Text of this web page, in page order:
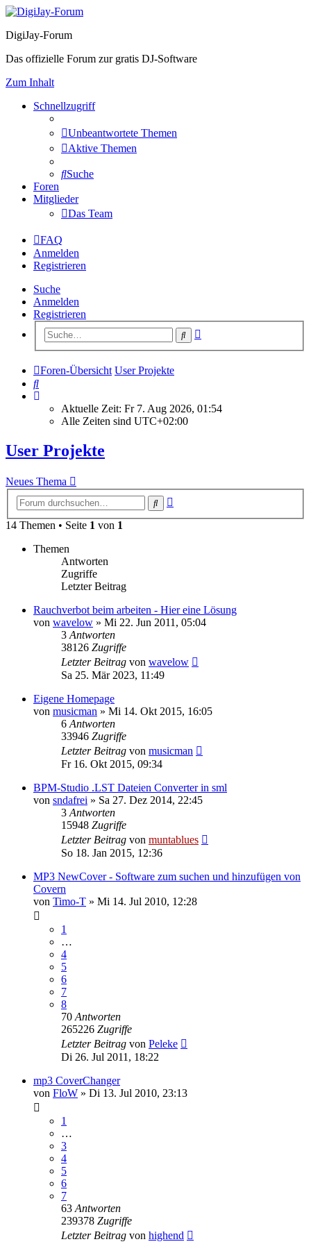
DigiJay-Forum
Das offizielle Forum zur gratis DJ-Software
Zum Inhalt
Schnellzugriff
Unbeantwortete Themen
Aktive Themen
Suche
Foren
Mitglieder
Das Team
FAQ
Anmelden
Registrieren
Suche
Anmelden
Registrieren
Suche
Foren-Übersicht User Projekte
Suche
Aktuelle Zeit: Fr 7. Aug 2026, 01:54
Alle Zeiten sind UTC+02:00
User Projekte
Neues Thema
Suche
14 Themen • Seite 1 von 1
Themen
Antworten
Zugriffe
Letzter Beitrag
Rauchverbot beim arbeiten - Hier eine Lösung
von wavelow » Mi 22. Jun 2011, 05:04
3 Antworten
38126 Zugriffe
Letzter Beitrag von wavelow
Sa 25. Mär 2023, 11:49
Eigene Homepage
von musicman » Mi 14. Okt 2015, 16:05
6 Antworten
33946 Zugriffe
Letzter Beitrag von musicman
Fr 16. Okt 2015, 09:34
BPM-Studio .LST Dateien Converter in sml
von sndafrei » Sa 27. Dez 2014, 22:45
3 Antworten
15948 Zugriffe
Letzter Beitrag von muntablues
So 18. Jan 2015, 12:36
MP3 NewCover - Software zum suchen und hinzufügen von
Covern
von Timo-T » Mi 14. Jul 2010, 12:28
1
…
4
5
6
7
8
70 Antworten
265226 Zugriffe
Letzter Beitrag von Peleke
Di 26. Jul 2011, 18:22
mp3 CoverChanger
von FloW » Di 13. Jul 2010, 23:13
1
…
3
4
5
6
7
63 Antworten
239378 Zugriffe
Letzter Beitrag von highend